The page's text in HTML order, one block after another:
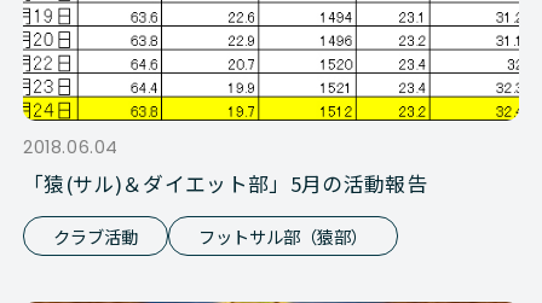
2018.06.04
「猿(サル)＆ダイエット部」5月の活動報告
クラブ活動 フットサル部（猿部）